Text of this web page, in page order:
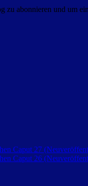
zu abonnieren und um
Caput 27
Caput 26